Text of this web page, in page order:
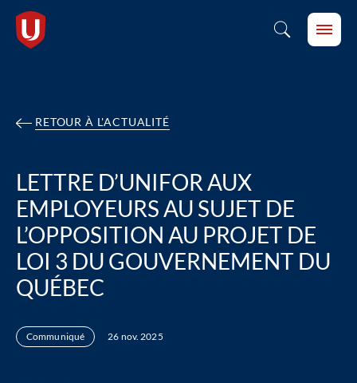
RETOUR À L'ACTUALITÉ
LETTRE D’UNIFOR AUX
EMPLOYEURS AU SUJET DE
L’OPPOSITION AU PROJET DE
LOI 3 DU GOUVERNEMENT DU
QUÉBEC
Communiqué 26 nov. 2025